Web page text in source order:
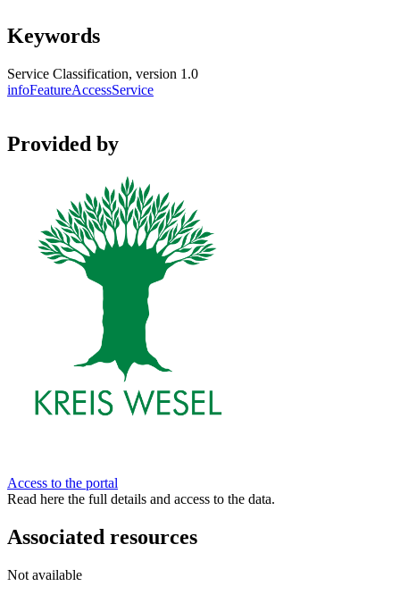
Keywords
Service Classification, version 1.0
infoFeatureAccessService
Provided by
Access to the portal
Read here the full details and access to the data.
Associated resources
Not available